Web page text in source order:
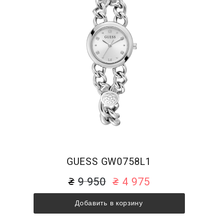
GUESS GW0758L1
9 950 4 975
Добавить в корзину